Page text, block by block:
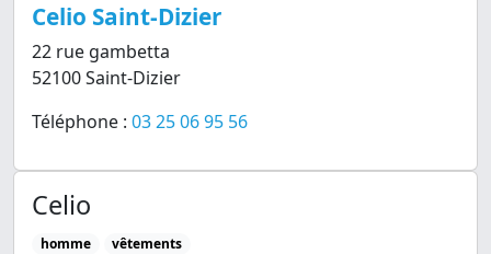
Celio Saint-Dizier
22 rue gambetta
52100 Saint-Dizier
Téléphone : 03 25 06 95 56
Celio
homme vêtements